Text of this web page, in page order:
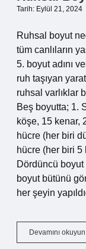
Tarih: Eylül 21, 2024
Ruhsal boyut
tüm canlıların
5. boyut adını
ruh taşıyan
ruhsal varlıklar
Beş boyutta; 1.
köşe, 15 kenar,
hücre (her biri
hücre (her biri
Dördüncü
boyut bütünü
her şeyin
Devamını okuyun